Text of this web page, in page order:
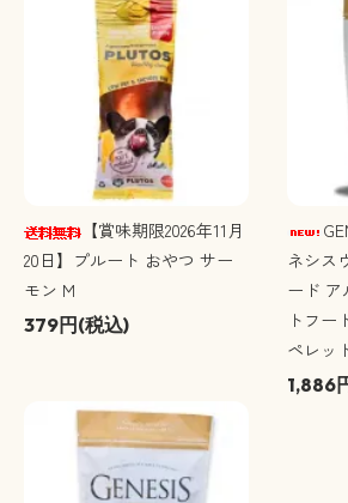
【賞味期限2026年11月
20日】プルート おやつ サー
モン M
379円(税込)
ネシス
ード ア
トフー
ペレッ
1,886